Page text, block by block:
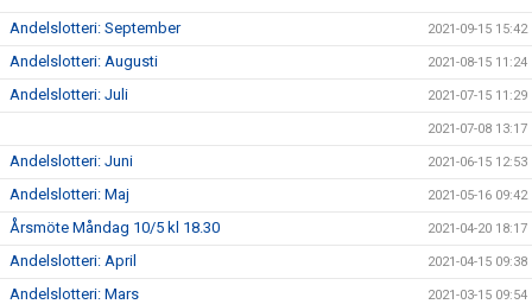
Andelslotteri: September 2021-09-15 15:42
Andelslotteri: Augusti 2021-08-15 11:24
Andelslotteri: Juli 2021-07-15 11:29
2021-07-08 13:17
Andelslotteri: Juni 2021-06-15 12:53
Andelslotteri: Maj 2021-05-16 09:42
Årsmöte Måndag 10/5 kl 18.30 2021-04-20 18:17
Andelslotteri: April 2021-04-15 09:38
Andelslotteri: Mars 2021-03-15 09:54